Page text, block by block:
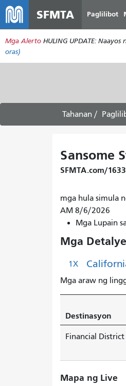
SFMTA Paglilibot
Mga Alerto HULING UPDATE:
oras)
Tahanan
Sansome
SFMTA.com/
mga hula simula
AM 8/6/2026
Mga Lupain
Mga
1X
Mga araw ng
Destinasyon
Financial District
Mapa ng Live